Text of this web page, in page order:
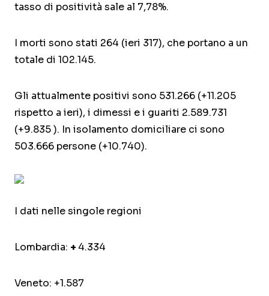
tasso di positività sale al 7,78%.
I morti sono stati 264 (ieri 317), che portano a un
totale di 102.145.
Gli attualmente positivi sono 531.266 (+11.205
rispetto a ieri), i dimessi e i guariti 2.589.731
(+9.835 ). In isolamento domiciliare ci sono
503.666 persone (+10.740).
I dati nelle singole regioni
Lombardia: + 4.334
Veneto: +1.587